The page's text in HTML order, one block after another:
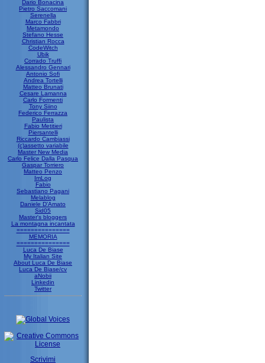
Dario Bonacina
Pietro Saccomani
Serenella
Marco Fabbri
Metamondo
Stefano Hesse
Christian Rocca
CodeWitch
Ubik
Corrado Truffi
Alessandro Gennari
Antonio Sofi
Andrea Tortelli
Matteo Brunati
Cesare Lamanna
Carlo Formenti
Tony Siino
Federico Ferrazza
Paulista
Fabio Metitieri
Piersantelli
Riccardo Cambiassi
(c)assetto variabile
Master New Media
Carlo Felice Dalla Pasqua
Gaspar Torriero
Matteo Penzo
ImLog
Fabio
Sebastiano Pagani
Melablog
Daniele D'Amato
Sid05
Master's bloggers
La montagna incantata
===============
MEMORIA
===============
Luca De Biase
My Italian Site
About Luca De Biase
Luca De Biase/cv
aNobii
Linkedin
Twitter
Scrivimi